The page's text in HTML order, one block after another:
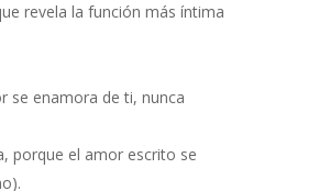
revela la función más íntima
se enamora de ti, nunca
porque el amor escrito se